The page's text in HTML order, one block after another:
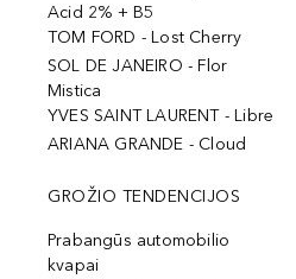
Acid 2% + B5
TOM FORD - Lost Cherry
SOL DE JANEIRO - Flor
Mistica
YVES SAINT LAURENT - Libre
ARIANA GRANDE - Cloud
GROŽIO TENDENCIJOS
Prabangūs automobilio
kvapai